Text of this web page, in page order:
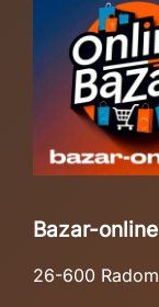
Bazar-online
26-600 Radom